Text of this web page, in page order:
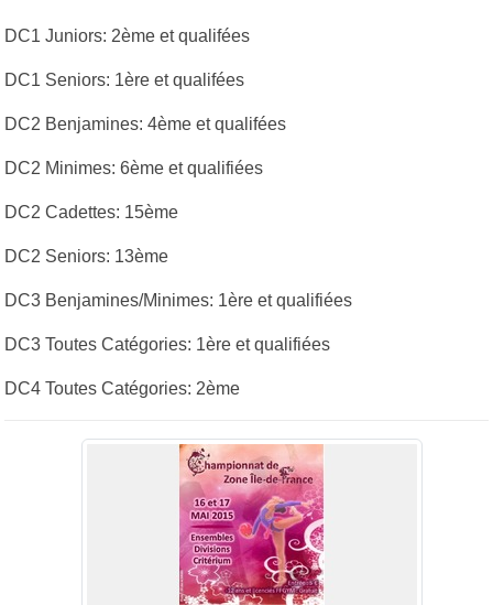
DC1 Juniors: 2ème et qualifées
DC1 Seniors: 1ère et qualifées
DC2 Benjamines: 4ème et qualifées
DC2 Minimes: 6ème et qualifiées
DC2 Cadettes: 15ème
DC2 Seniors: 13ème
DC3 Benjamines/Minimes: 1ère et qualifiées
DC3 Toutes Catégories: 1ère et qualifiées
DC4 Toutes Catégories: 2ème